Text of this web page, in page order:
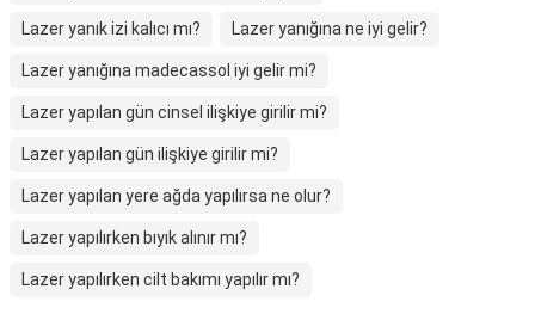
Lazer yanık izi kalıcı mı? Lazer yanığına ne iyi gelir?
Lazer yanığına madecassol iyi gelir mi?
Lazer yapılan gün cinsel ilişkiye girilir mi?
Lazer yapılan gün ilişkiye girilir mi?
Lazer yapılan yere ağda yapılırsa ne olur?
Lazer yapılırken bıyık alınır mı?
Lazer yapılırken cilt bakımı yapılır mı?